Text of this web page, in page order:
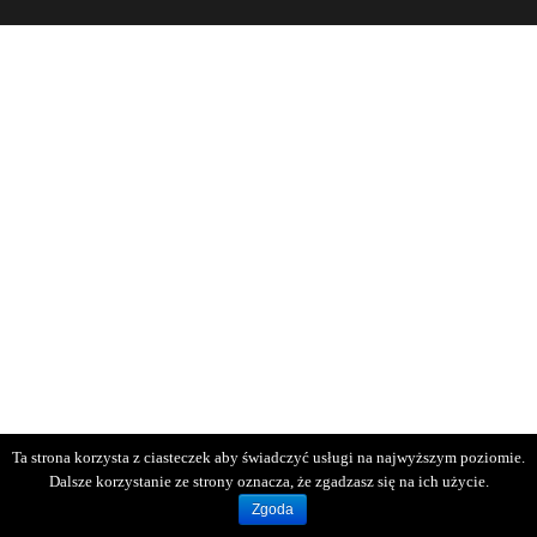
Ta strona korzysta z ciasteczek aby świadczyć usługi na najwyższym poziomie.
Dalsze korzystanie ze strony oznacza, że zgadzasz się na ich użycie.
Zgoda